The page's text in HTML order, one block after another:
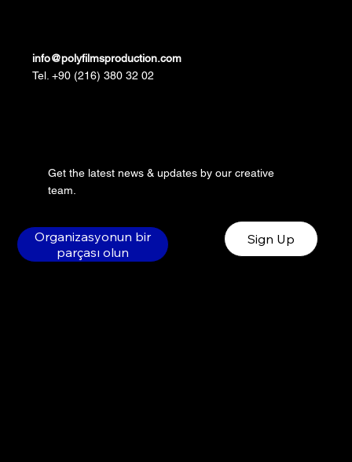
Get the latest news & updates by our creative
team.
Organizasyonun bir
parçası olun
Sign Up
info@polyfilmsproduction.com
Tel. +90 (216) 380 32 02